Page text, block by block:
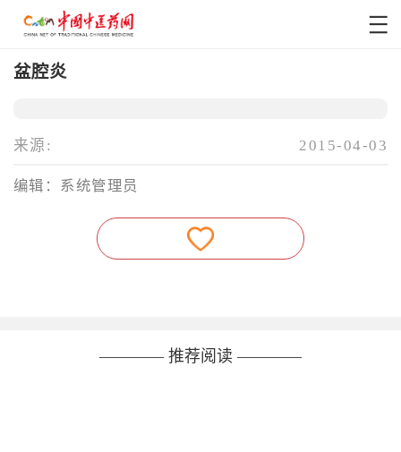
盆腔炎
来源: 2015-04-03
编辑：系统管理员
———— 推荐阅读 ————